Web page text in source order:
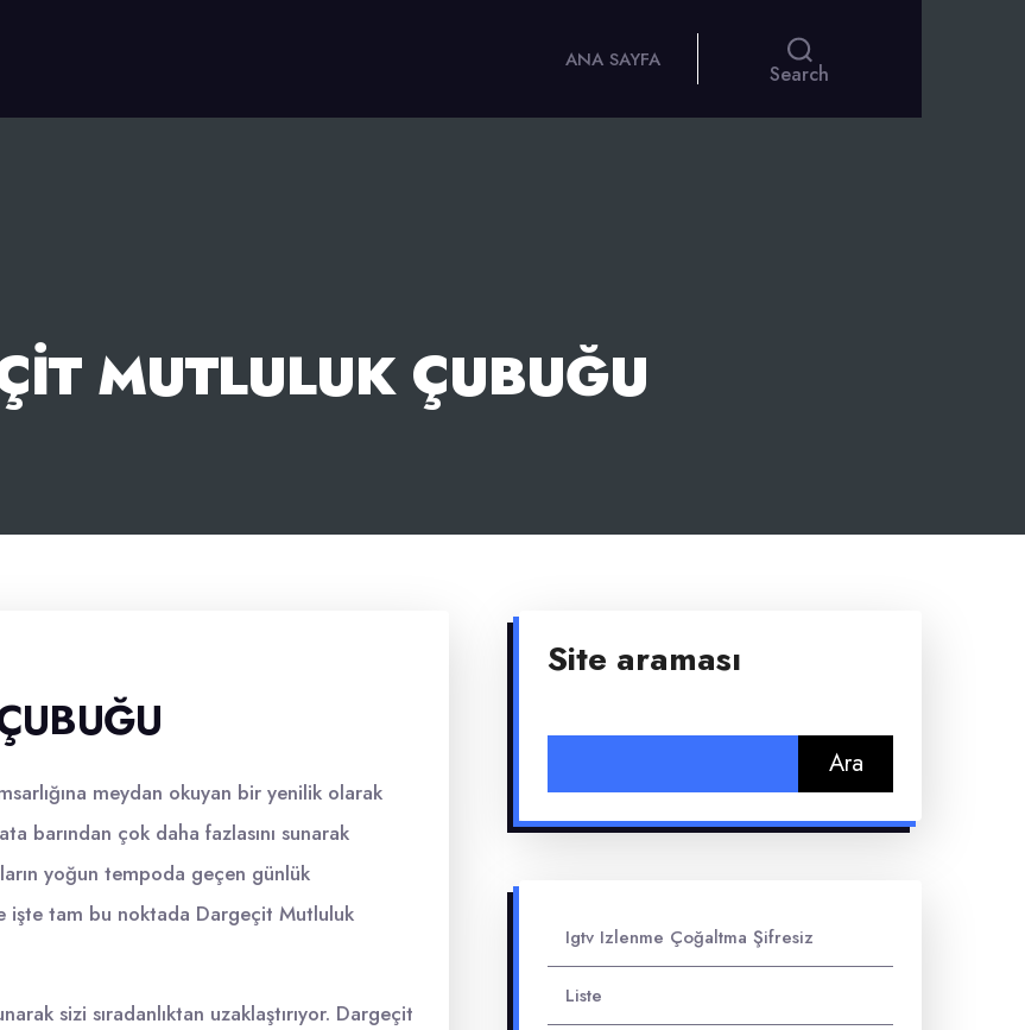
ANA SAYFA
Search
MUTLULUK ÇUBUĞU
meydan okuyan bir yenilik olarak
barından çok daha fazlasını sunarak
yoğun tempoda geçen günlük
işte tam bu noktada Dargeçit Mutluluk
sizi sıradanlıktan uzaklaştırıyor. Dargeçit
Site araması
Igtv Izlenme Çoğaltma Şifresiz
Liste